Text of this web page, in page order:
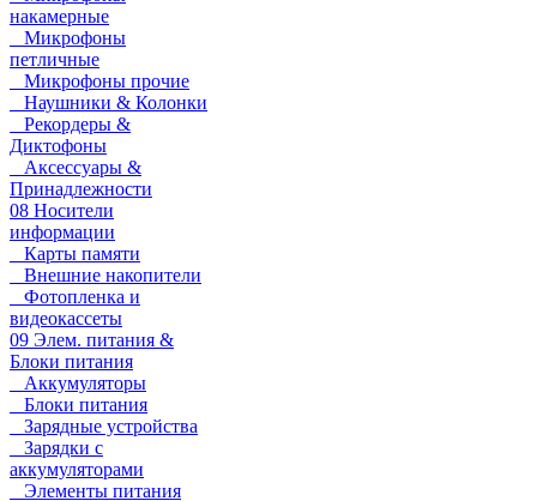
накамерные
Микрофоны
петличные
Микрофоны прочие
Наушники & Колонки
Рекордеры &
Диктофоны
Аксессуары &
Принадлежности
08 Носители
информации
Карты памяти
Внешние накопители
Фотопленка и
видеокассеты
09 Элем. питания &
Блоки питания
Аккумуляторы
Блоки питания
Зарядные устройства
Зарядки с
аккумуляторами
Элементы питания